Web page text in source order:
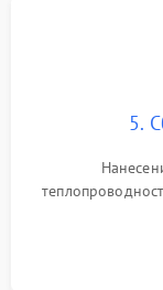
5.
шлейфов,